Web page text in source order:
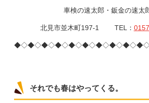
車検の速太郎・鈑金の速太
北見市並木町197-1 TEL：
それでも春はやってくる。